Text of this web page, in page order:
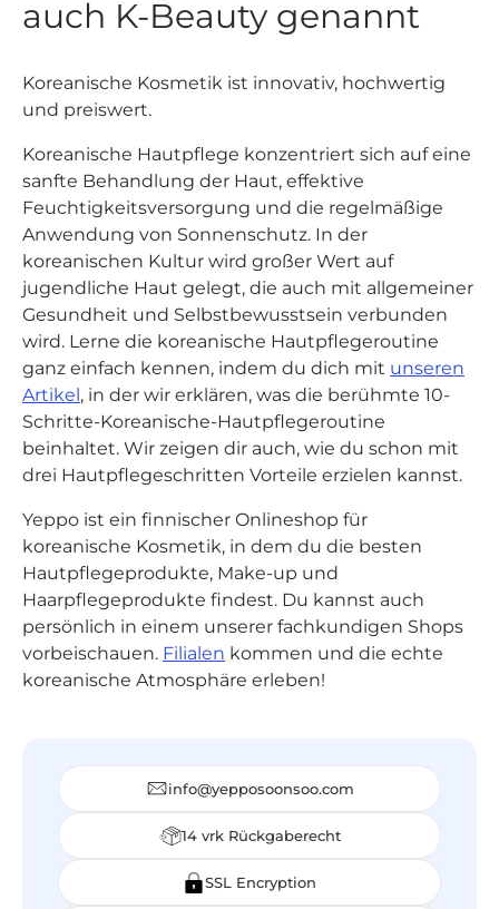
auch K-Beauty genannt
Koreanische Kosmetik ist innovativ, hochwertig
und preiswert.
Koreanische Hautpflege konzentriert sich auf eine
sanfte Behandlung der Haut, effektive
Feuchtigkeitsversorgung und die regelmäßige
Anwendung von Sonnenschutz. In der
koreanischen Kultur wird großer Wert auf
jugendliche Haut gelegt, die auch mit allgemeiner
Gesundheit und Selbstbewusstsein verbunden
wird. Lerne die koreanische Hautpflegeroutine
ganz einfach kennen, indem du dich mit unseren
Artikel, in der wir erklären, was die berühmte 10-
Schritte-Koreanische-Hautpflegeroutine
beinhaltet. Wir zeigen dir auch, wie du schon mit
drei Hautpflegeschritten Vorteile erzielen kannst.
Yeppo ist ein finnischer Onlineshop für
koreanische Kosmetik, in dem du die besten
Hautpflegeprodukte, Make-up und
Haarpflegeprodukte findest. Du kannst auch
persönlich in einem unserer fachkundigen Shops
vorbeischauen. Filialen kommen und die echte
koreanische Atmosphäre erleben!
info@yepposoonsoo.com
14 vrk Rückgaberecht
SSL Encryption